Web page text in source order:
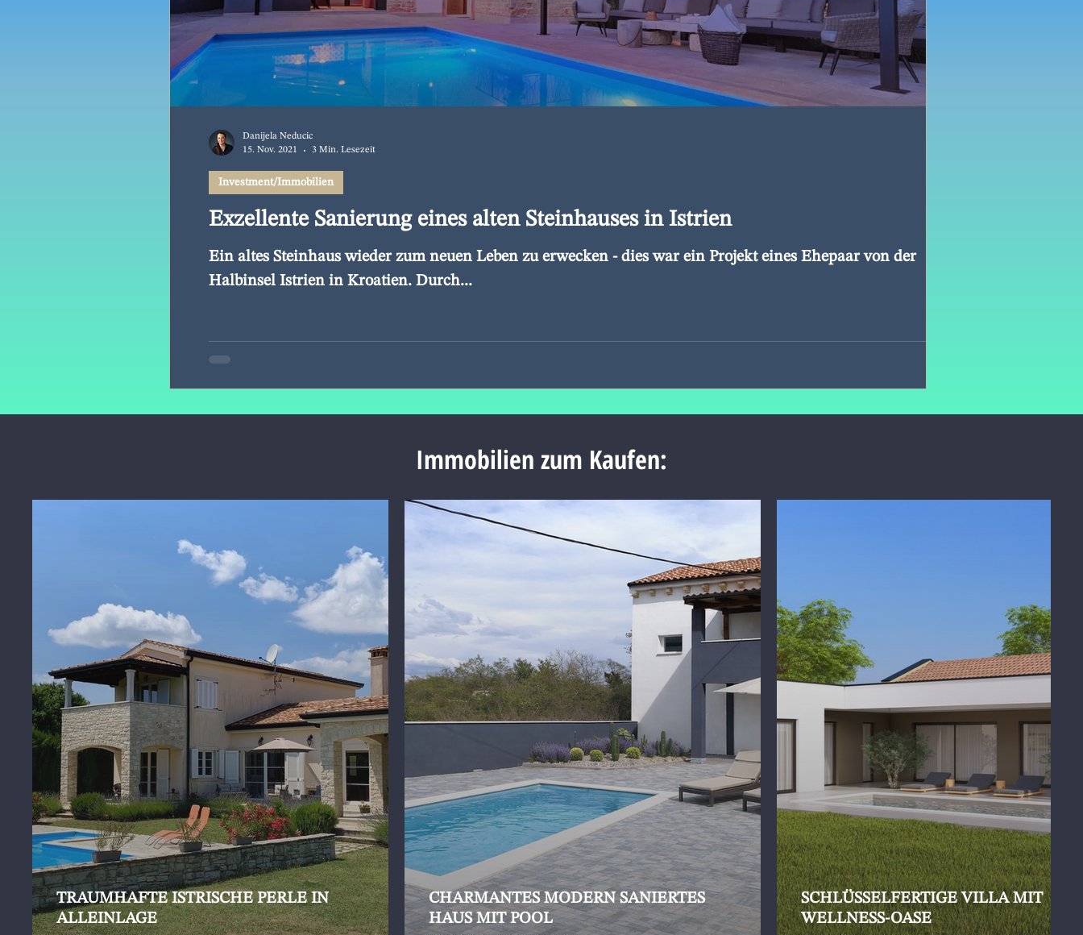
Exzellente Sanierung eines alten Steinhauses in Istrien
Ein altes Steinhaus wieder zum neuen Leben zu erwecken - dies war ein Projekt eines Ehepaar von der
Halbinsel Istrien in Kroatien. Durch...
Investment/Immobilien
Danijela Neducic
15. Nov. 2021
3 Min. Lesezeit
Immobilien zum Kaufen:
TRAUMHAFTE ISTRISCHE PERLE IN
ALLEINLAGE
CHARMANTES MODERN SANIERTES
HAUS MIT POOL
SCHLÜSSELFERTIGE VILLA MIT
WELLNESS-OASE